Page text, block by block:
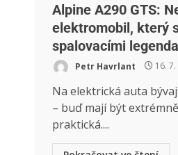
Alpine A290 GTS:
elektromobil, který
spalovacími
Petr Havrlant 16.
Na elektrická auta
– buď mají být
praktická....